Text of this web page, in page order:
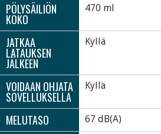
PÖLYSÄILIÖN
KOKO
470 ml
JATKAA
LATAUKSEN
JÄLKEEN
Kyllä
VOIDAAN OHJATA
SOVELLUKSELLA
Kyllä
MELUTASO 67 dB(A)